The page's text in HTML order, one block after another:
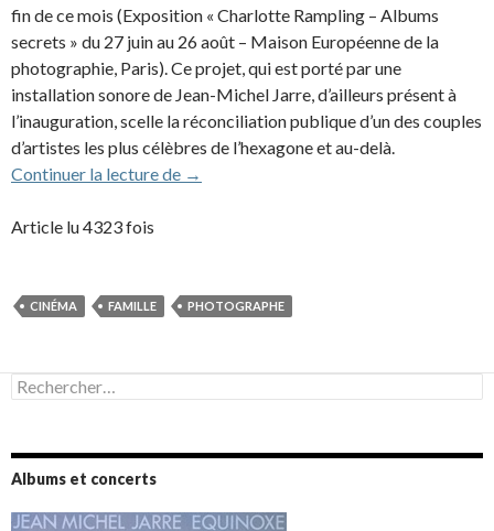
fin de ce mois (Exposition « Charlotte Rampling – Albums
secrets » du 27 juin au 26 août – Maison Européenne de la
photographie, Paris). Ce projet, qui est porté par une
installation sonore de Jean-Michel Jarre, d’ailleurs présent à
l’inauguration, scelle la réconciliation publique d’un des couples
d’artistes les plus célèbres de l’hexagone et au-delà.
Continuer la lecture de
Charlotte Rampling, la muse du musicien
→
Article lu 4323 fois
CINÉMA FAMILLE PHOTOGRAPHE
Rechercher :
Albums et concerts